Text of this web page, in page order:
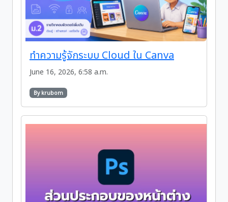
ทำความรู้จักระบบ Cloud ใน Canva
June 16, 2026, 6:58 a.m.
By krubom